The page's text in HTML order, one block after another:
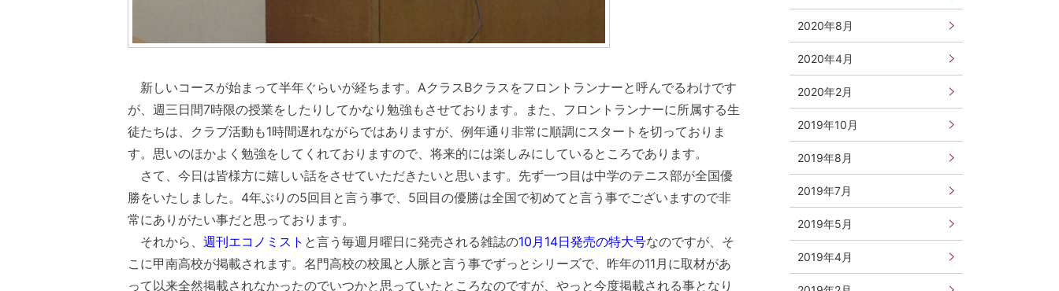
新しいコースが始まって半年ぐらいが経ちます。AクラスBクラスをフロントランナーと呼んでるわけです
が、週三日間7時限の授業をしたりしてかなり勉強もさせております。また、フロントランナーに所属する生
徒たちは、クラブ活動も1時間遅れながらではありますが、例年通り非常に順調にスタートを切っておりま
す。思いのほかよく勉強をしてくれておりますので、将来的には楽しみにしているところであります。
さて、今日は皆様方に嬉しい話をさせていただきたいと思います。先ず一つ目は中学のテニス部が全国優
勝をいたしました。4年ぶりの5回目と言う事で、5回目の優勝は全国で初めてと言う事でございますので非
常にありがたい事だと思っております。
それから、 週刊エコノミスト と言う毎週月曜日に発売される雑誌の10月14日発売の特大号なのですが、そ
こに甲南高校が掲載されます。名門高校の校風と人脈と言う事でずっとシリーズで、昨年の11月に取材があ
って以来全然掲載されなかったのでいつかと思っていたところなのですが、やっと今度掲載される事となり
2020年8月
2020年4月
2020年2月
2019年10月
2019年8月
2019年7月
2019年5月
2019年4月